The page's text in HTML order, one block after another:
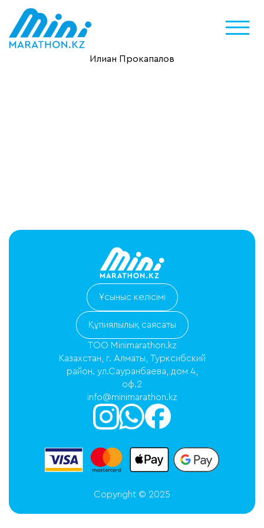
Илиан Прокапалов
Ұсыныс келісімі
Құпиялылық саясаты
ТОО Minimarathon.kz
Казахстан, г. Алматы, Турксибский
район. ул.Сауранбаева, дом 4,
оф.2
info@minimarathon.kz
Copyright © 2025